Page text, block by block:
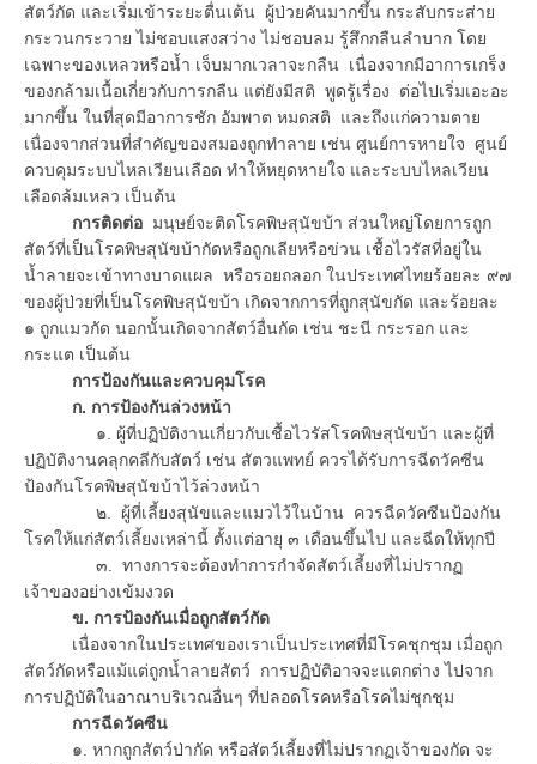
สัตว์กัด และเริ่มเข้าระยะตื่นเต้น ผู้ป่วยคันมากขึ้น กระสับกระส่าย
กระวนกระวาย ไม่ชอบแสงสว่าง ไม่ชอบลม รู้สึกกลืนลำบาก โดย
เฉพาะของเหลวหรือน้ำ เจ็บมากเวลาจะกลืน เนื่องจากมีอาการเกร็ง
ของกล้ามเนื้อเกี่ยวกับการกลืน แต่ยังมีสติ พูดรู้เรื่อง ต่อไปเริ่มเอะอะ
มากขึ้น ในที่สุดมีอาการชัก อัมพาต หมดสติ และถึงแก่ความตาย
เนื่องจากส่วนที่สำคัญของสมองถูกทำลาย เช่น ศูนย์การหายใจ ศูนย์
ควบคุมระบบไหลเวียนเลือด ทำให้หยุดหายใจ และระบบไหลเวียน
เลือดล้มเหลว เป็นต้น
การติดต่อ มนุษย์จะติดโรคพิษสุนัขบ้า ส่วนใหญ่โดยการถูก
สัตว์ที่เป็นโรคพิษสุนัขบ้ากัดหรือถูกเลียหรือข่วน เชื้อไวรัสที่อยู่ใน
น้ำลายจะเข้าทางบาดแผล หรือรอยถลอก ในประเทศไทยร้อยละ ๙๗
ของผู้ป่วยที่เป็นโรคพิษสุนัขบ้า เกิดจากการที่ถูกสุนัขกัด และร้อยละ
๑ ถูกแมวกัด นอกนั้นเกิดจากสัตว์อื่นกัด เช่น ชะนี กระรอก และ
กระแต เป็นต้น
การป้องกันและควบคุมโรค
ก. การป้องกันล่วงหน้า
๑. ผู้ที่ปฏิบัติงานเกี่ยวกับเชื้อไวรัสโรคพิษสุนัขบ้า และผู้ที่
ปฏิบัติงานคลุกคลีกับสัตว์ เช่น สัตวแพทย์ ควรได้รับการฉีดวัคซีน
ป้องกันโรคพิษสุนัขบ้าไว้ล่วงหน้า
๒. ผู้ที่เลี้ยงสุนัขและแมวไว้ในบ้าน ควรฉีดวัคซีนป้องกัน
โรคให้แก่สัตว์เลี้ยงเหล่านี้ ตั้งแต่อายุ ๓ เดือนขึ้นไป และฉีดให้ทุกปี
๓. ทางการจะต้องทำการกำจัดสัตว์เลี้ยงที่ไม่ปรากฏ
เจ้าของอย่างเข้มงวด
ข. การป้องกันเมื่อถูกสัตว์กัด
เนื่องจากในประเทศของเราเป็นประเทศที่มีโรคชุกชุม เมื่อถูก
สัตว์กัดหรือแม้แต่ถูกน้ำลายสัตว์ การปฏิบัติอาจจะแตกต่าง ไปจาก
การปฏิบัติในอาณาบริเวณอื่นๆ ที่ปลอดโรคหรือโรคไม่ชุกชุม
การฉีดวัคซีน
๑. หากถูกสัตว์ป่ากัด หรือสัตว์เลี้ยงที่ไม่ปรากฏเจ้าของกัด จะ